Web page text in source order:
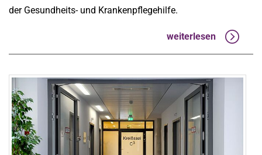
der Gesundheits- und Krankenpflegehilfe.
weiterlesen